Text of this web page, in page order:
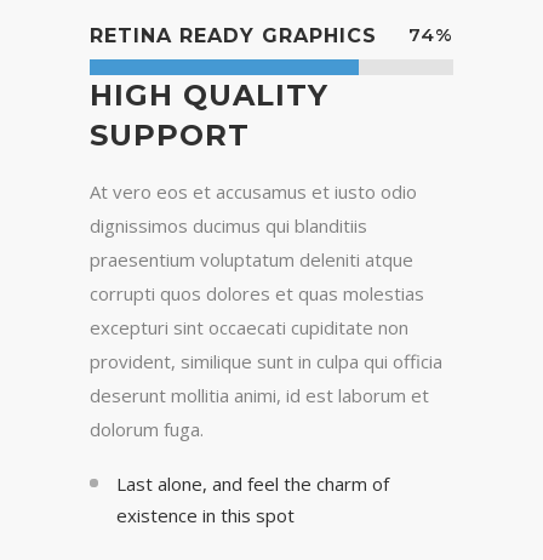
RETINA READY GRAPHICS 74%
HIGH QUALITY
SUPPORT
At vero eos et accusamus et iusto odio
dignissimos ducimus qui blanditiis
praesentium voluptatum deleniti atque
corrupti quos dolores et quas molestias
excepturi sint occaecati cupiditate non
provident, similique sunt in culpa qui officia
deserunt mollitia animi, id est laborum et
dolorum fuga.
Last alone, and feel the charm of
existence in this spot